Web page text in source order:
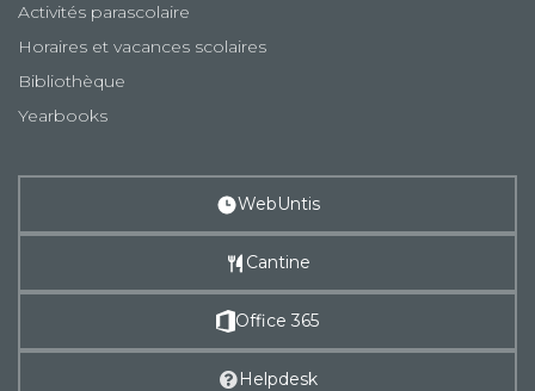
Activités parascolaire
Horaires et vacances scolaires
Bibliothèque
Yearbooks
WebUntis
Cantine
Office 365
Helpdesk